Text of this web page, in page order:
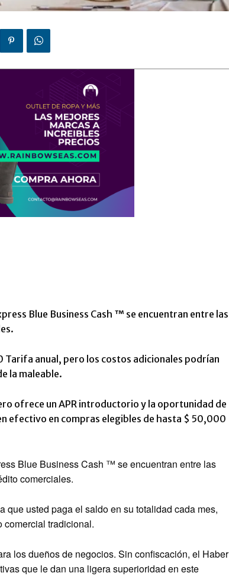
Blue Business Cash ™ se encuentran entre las
Tarifa anual, pero los costos adicionales podrían
la maleable.
ofrece un APR introductorio y la oportunidad de
efectivo en compras elegibles de hasta $ 50,000
Blue Business Cash ™ se encuentran entre las
comerciales.
usted paga el saldo en su totalidad cada mes,
comercial tradicional.
los dueños de negocios. Sin confiscación, el Haber
que le dan una ligera superioridad en este